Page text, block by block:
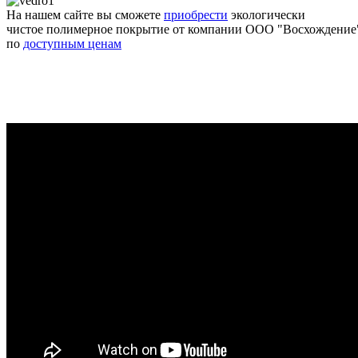
На нашем сайте вы сможете приобрести экологически
чистое полимерное покрытие от компании ООО
по доступным ценам